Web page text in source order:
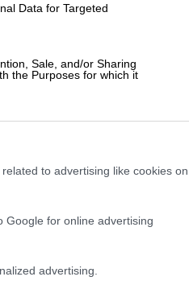
Data for Targeted
Sale, and/or Sharing
the Purposes for which it
to advertising like cookies on
Google for online advertising
advertising.
του Μητροπολίτη
εκφράσεις
στιγμή, λέγοντας
τα στόματά σας;
σχολιάσει -
λίγο ούτε πολύ
Εγώ θυμάμαι
στην
μέσα στην
και τι θα έχει ακούσει
ο μητροπολίτης».